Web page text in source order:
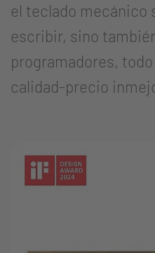
el teclado mecánico
escribir, sino
programadores,
calidad-precio